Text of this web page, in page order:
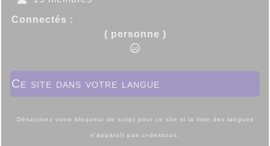
Connectés :
( personne )
Ce site dans votre langue
Désactivez votre bloqueur de script pour ce site si la liste des langues
n'apparaît pas ci-dessous.